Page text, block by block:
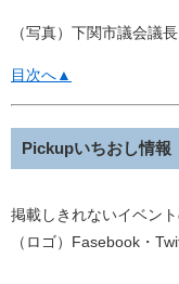
（写真）下関市議会議
目次へ▲
Pickupいちおし情報
掲載しきれないイベン
（ロゴ）Fasebook・